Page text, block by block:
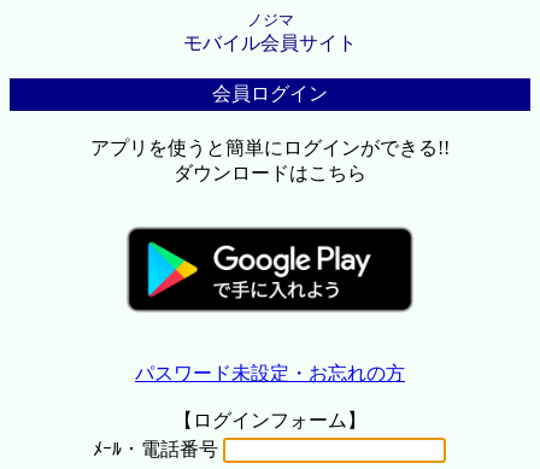
ノジマ
モバイル会員サイト
会員ログイン
アプリを使うと簡単にログインができる!!
ダウンロードはこちら
パスワード未設定・お忘れの方
【ログインフォーム】
ﾒｰﾙ・電話番号